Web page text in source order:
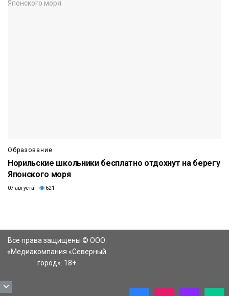
Образование
Норильские школьники бесплатно отдохнут на берегу
Японского моря
07 августа 621
Все права защищены © ООО
«Медиакомпания «Северный
город». 18+